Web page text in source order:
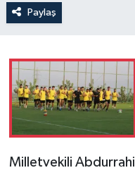
Paylaş
Milletvekili